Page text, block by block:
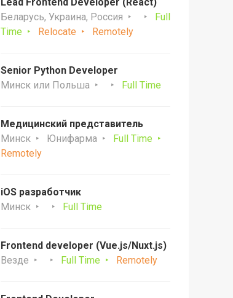
Беларусь, Украина, Россия
Full
Time
Relocate Remotely
Senior Python Developer
Минск или Польша
Full Time
Медицинский представитель
Минск
Юнифарма
Full Time
Remotely
iOS разработчик
Минск
Full Time
Frontend developer (Vue.js/Nuxt.js)
Везде
Full Time Remotely